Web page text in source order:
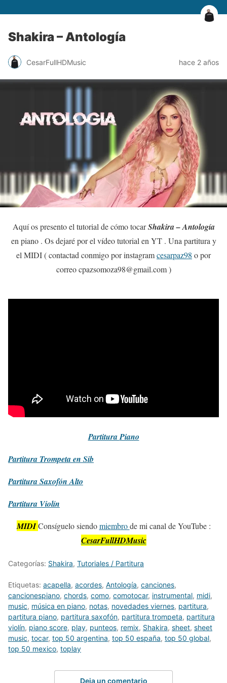
Shakira – Antología
CesarFullHDMusic hace 2 años
Aquí os presento el tutorial de cómo tocarShakira – Antología
en piano . Os dejaré por el vídeo tutorial en YT . Una partitura y
el MIDI ( contactad conmigo por instagramcesarpaz98 o por
correo cpazsomoza98@gmail.com )
PartituraPiano
Partitura Trompeta en Sib
PartituraSaxofón Alto
Partitura Violín
MIDI Consíguelo siendomiembrode mi canal de YouTube :
CesarFullHDMusic
Categorías: Shakira, Tutoriales / Partitura
Etiquetas: acapella, acordes, Antología, canciones,
cancionespiano, chords, como, comotocar, instrumental, midi,
music, música en piano, notas, novedades viernes, partitura,
partitura piano, partitura saxofón, partitura trompeta, partitura
violín, piano score, play, punteos, remix, Shakira, sheet, sheet
music, tocar, top 50 argentina, top 50 españa, top 50 global,
top 50 mexico, toplay
Deja un comentario